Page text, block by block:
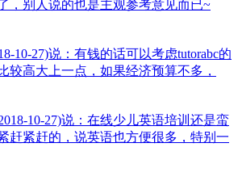
，别人说的也是主观参考意见而已~
10-27)说：有钱的话可以考虑tutorabc的
较高大上一点，如果经济预算不多，
10-27)说：在线少儿英语培训还是蛮
赶紧赶的，说英语也方便很多，特别一